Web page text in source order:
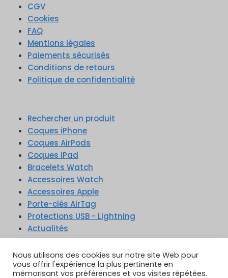
CGV
Cookies
FAQ
Mentions légales
Paiements sécurisés
Conditions de retours
Politique de confidentialité
Rechercher un produit
Coques iPhone
Coques AirPods
Coques iPad
Bracelets Watch
Accessoires Watch
Accessoires Apple
Porte-clés AirTag
Protections USB - Lightning
Actualités